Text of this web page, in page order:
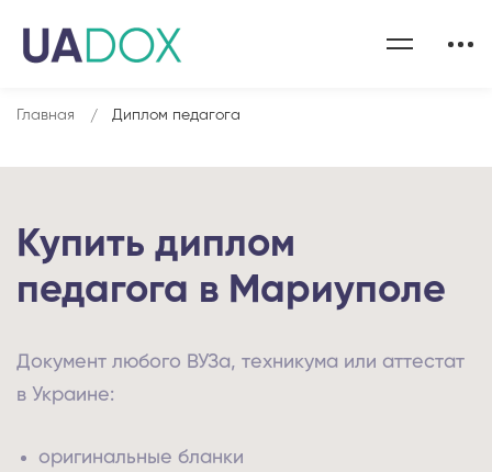
Главная Диплом педагога
Купить диплом
педагога в Мариуполе
Документ любого ВУЗа, техникума или аттестат
в Украине:
оригинальные бланки